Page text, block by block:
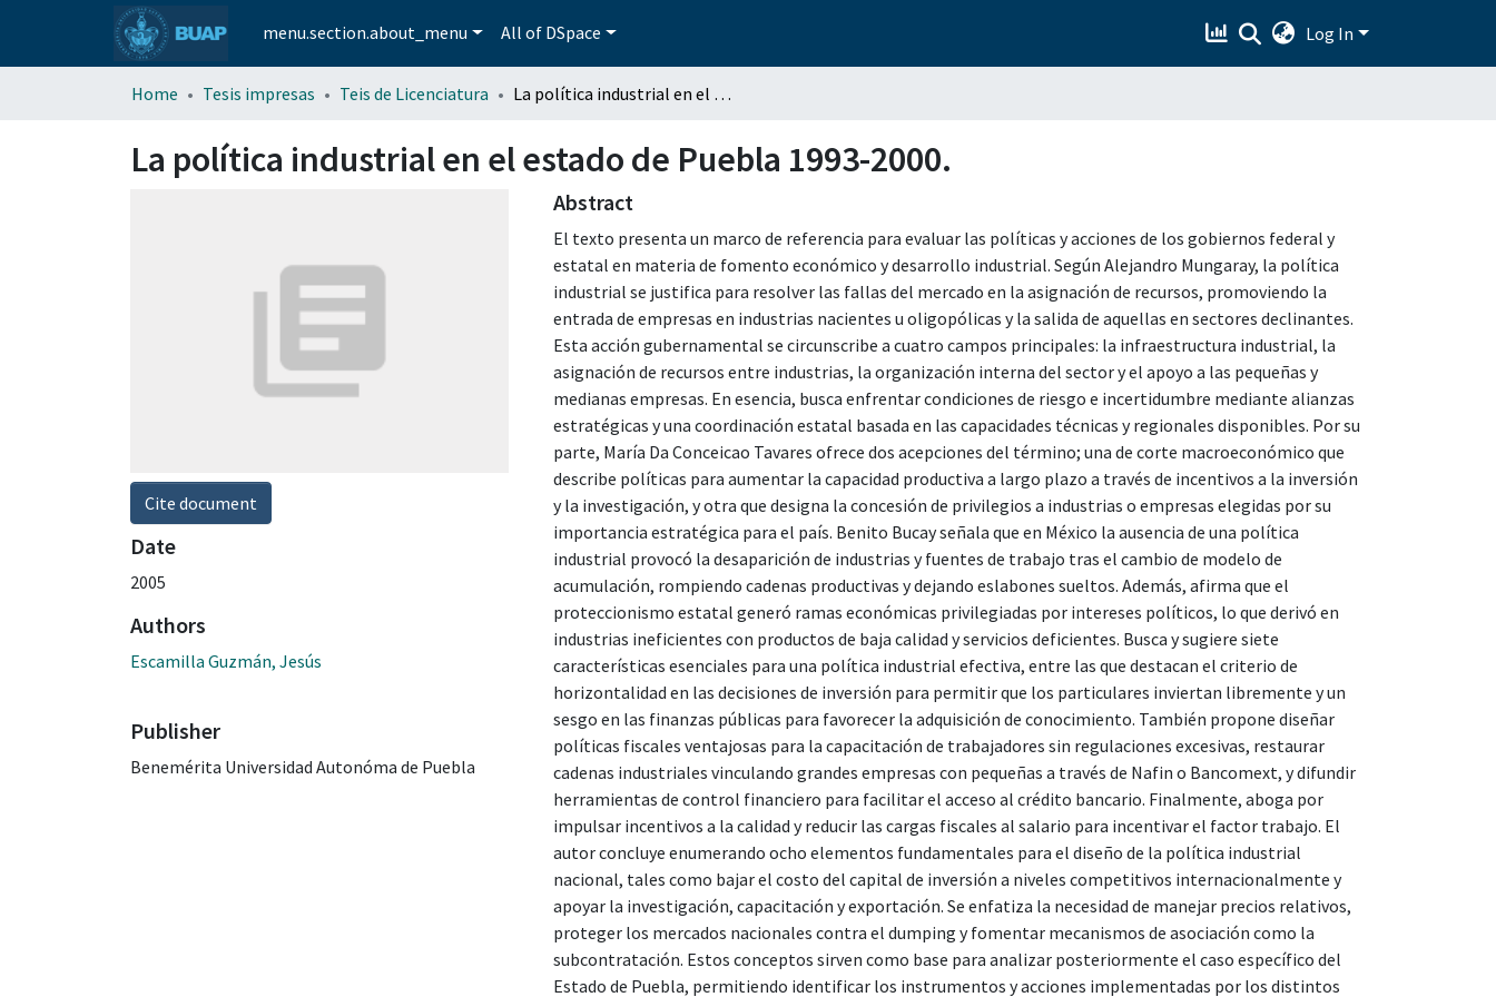
menu.section.about_menu All of DSpace Log In
Home Tesis impresas Teis de Licenciatura La política industrial en el estado de Puebla 1993-2000.
La política industrial en el estado de Puebla 1993-2000.
Cite document
Date
2005
Authors
Escamilla Guzmán, Jesús
Publisher
Benemérita Universidad Autonóma de Puebla
Abstract
El texto presenta un marco de referencia para evaluar las políticas y acciones de los gobiernos federal y
estatal en materia de fomento económico y desarrollo industrial. Según Alejandro Mungaray, la política
industrial se justifica para resolver las fallas del mercado en la asignación de recursos, promoviendo la
entrada de empresas en industrias nacientes u oligopólicas y la salida de aquellas en sectores declinantes.
Esta acción gubernamental se circunscribe a cuatro campos principales: la infraestructura industrial, la
asignación de recursos entre industrias, la organización interna del sector y el apoyo a las pequeñas y
medianas empresas. En esencia, busca enfrentar condiciones de riesgo e incertidumbre mediante alianzas
estratégicas y una coordinación estatal basada en las capacidades técnicas y regionales disponibles. Por su
parte, María Da Conceicao Tavares ofrece dos acepciones del término; una de corte macroeconómico que
describe políticas para aumentar la capacidad productiva a largo plazo a través de incentivos a la inversión
y la investigación, y otra que designa la concesión de privilegios a industrias o empresas elegidas por su
importancia estratégica para el país. Benito Bucay señala que en México la ausencia de una política
industrial provocó la desaparición de industrias y fuentes de trabajo tras el cambio de modelo de
acumulación, rompiendo cadenas productivas y dejando eslabones sueltos. Además, afirma que el
proteccionismo estatal generó ramas económicas privilegiadas por intereses políticos, lo que derivó en
industrias ineficientes con productos de baja calidad y servicios deficientes. Busca y sugiere siete
características esenciales para una política industrial efectiva, entre las que destacan el criterio de
horizontalidad en las decisiones de inversión para permitir que los particulares inviertan libremente y un
sesgo en las finanzas públicas para favorecer la adquisición de conocimiento. También propone diseñar
políticas fiscales ventajosas para la capacitación de trabajadores sin regulaciones excesivas, restaurar
cadenas industriales vinculando grandes empresas con pequeñas a través de Nafin o Bancomext, y difundir
herramientas de control financiero para facilitar el acceso al crédito bancario. Finalmente, aboga por
impulsar incentivos a la calidad y reducir las cargas fiscales al salario para incentivar el factor trabajo. El
autor concluye enumerando ocho elementos fundamentales para el diseño de la política industrial
nacional, tales como bajar el costo del capital de inversión a niveles competitivos internacionalmente y
apoyar la investigación, capacitación y exportación. Se enfatiza la necesidad de manejar precios relativos,
proteger los mercados nacionales contra el dumping y fomentar mecanismos de asociación como la
subcontratación. Estos conceptos sirven como base para analizar posteriormente el caso específico del
Estado de Puebla, permitiendo identificar los instrumentos y acciones implementadas por los distintos